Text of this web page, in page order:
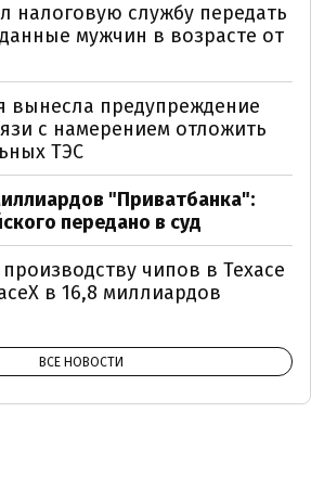
налоговую службу передать
мужчин в возрасте от
вынесла предупреждение
с намерением отложить
ТЭС
"Приватбанка":
передано в суд
чипов в Техасе
в 16,8 миллиардов
ВСЕ НОВОСТИ